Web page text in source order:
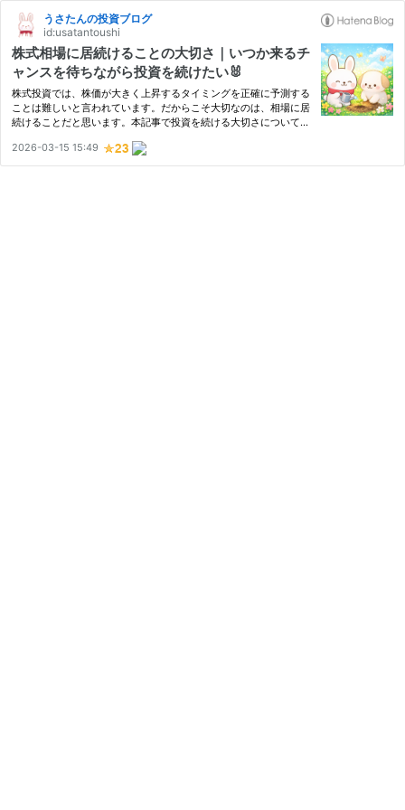
うさたんの投資ブログ
id:usatantoushi
株式相場に居続けることの大切さ｜いつか来るチ
ャンスを待ちながら投資を続けたい🐰
株式投資では、株価が大きく上昇するタイミングを正確に予測する
ことは難しいと言われています。だからこそ大切なのは、相場に居
続けることだと思います。本記事で投資を続ける大切さについてご
2026-03-15 15:49